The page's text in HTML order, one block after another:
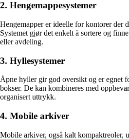
2. Hengemappesystemer
Hengemapper er ideelle for kontorer der
Systemet gjør det enkelt å sortere og
eller avdeling.
3. Hyllesystemer
Åpne hyller gir god oversikt og er egnet
bokser. De kan kombineres med
organisert uttrykk.
4. Mobile arkiver
Mobile arkiver, også kalt kompaktreoler,